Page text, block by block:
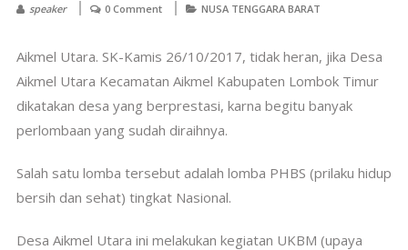
speaker 0 Comment NUSA TENGGARA BARAT
Aikmel Utara. SK-Kamis 26/10/2017, tidak heran, jika Desa
Aikmel Utara Kecamatan Aikmel Kabupaten Lombok Timur
dikatakan desa yang berprestasi, karna begitu banyak
perlombaan yang sudah diraihnya.
Salah satu lomba tersebut adalah lomba PHBS (prilaku hidup
bersih dan sehat) tingkat Nasional.
Desa Aikmel Utara ini melakukan kegiatan UKBM (upaya